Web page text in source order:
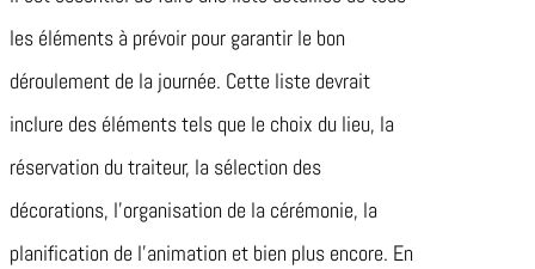
les éléments à prévoir pour garantir le bon
déroulement de la journée. Cette liste devrait
inclure des éléments tels que le choix du lieu, la
réservation du traiteur, la sélection des
décorations, l’organisation de la cérémonie, la
planification de l’animation et bien plus encore. En